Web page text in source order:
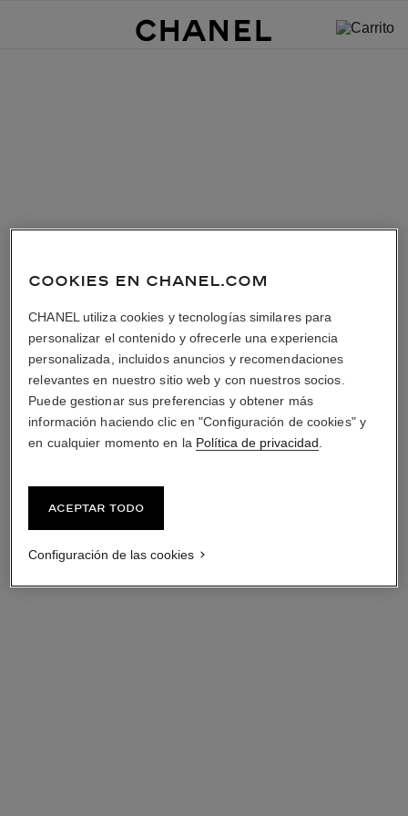
COOKIES EN CHANEL.COM
CHANEL utiliza cookies y tecnologías similares para
personalizar el contenido y ofrecerle una experiencia
personalizada, incluidos anuncios y recomendaciones
relevantes en nuestro sitio web y con nuestros socios.
Puede gestionar sus preferencias y obtener más
información haciendo clic en "Configuración de cookies" y
en cualquier momento en la Política de privacidad
Aceptar todo
Configuración de las cookies